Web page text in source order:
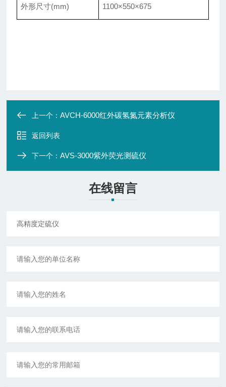
外形尺寸(mm) 1100×550×675
上一个：AVCH-6000红外碳氢氮元素分析仪
返回列表
下一个：AVS-3000紫外荧光测硫仪
在线留言